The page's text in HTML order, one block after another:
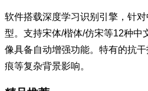
软件搭载深度学习识别引擎，针
型。支持宋体/楷体/仿宋等12种中
像具备自动增强功能。特有的抗
痕等复杂背景影响。